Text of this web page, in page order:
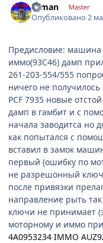
silman Master
Опубликовано2
Предисловие:
иммо(93С46) дамп
261-203-554/555
ничего не
PCF 7935 новые
дамп в гамбит и с
начала заводитса но
как попытался с
вставил в замок
первый (ошибку по
не разрешонный
после привязки
направление рыть
ключи не принимает
моторному и иммо
4A0953234 IMMO